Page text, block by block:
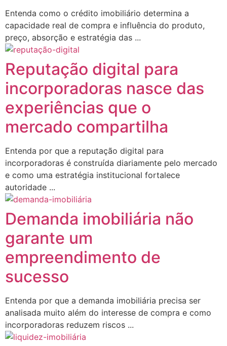
Entenda como o crédito imobiliário determina a
capacidade real de compra e influência do produto,
preço, absorção e estratégia das ...
Reputação digital para
incorporadoras nasce das
experiências que o
mercado compartilha
Entenda por que a reputação digital para
incorporadoras é construída diariamente pelo mercado
e como uma estratégia institucional fortalece
autoridade ...
Demanda imobiliária não
garante um
empreendimento de
sucesso
Entenda por que a demanda imobiliária precisa ser
analisada muito além do interesse de compra e como
incorporadoras reduzem riscos ...